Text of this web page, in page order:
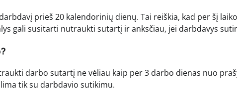
prieš 20 kalendorinių dienų. Tai reiškia, kad per šį
gali susitarti nutraukti sutartį ir anksčiau, jei darbdavys
darbo sutartį ne vėliau kaip per 3 darbo dienas nuo
tik su darbdavio sutikimu.